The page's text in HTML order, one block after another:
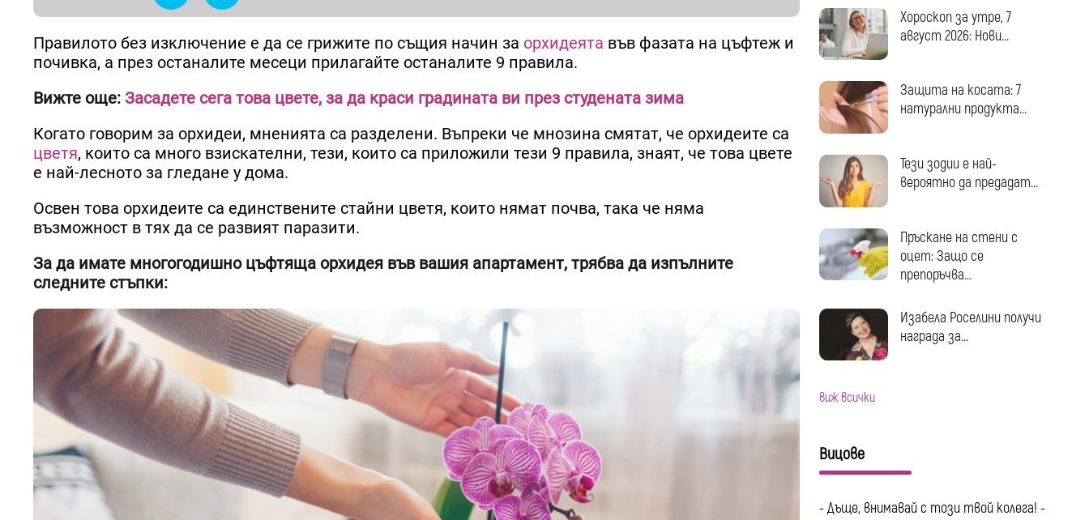
Правилото без изключение е да се грижите по същия начин за орхидеята във фазата на цъфтеж и
почивка, а през останалите месеци прилагайте останалите 9 правила.
Вижте още: Засадете сега това цвете, за да краси градината ви през студената зима
Когато говорим за орхидеи, мненията са разделени. Въпреки че мнозина смятат, че орхидеите са
цветя, които са много взискателни, тези, които са приложили тези 9 правила, знаят, че това цвете
е най-лесното за гледане у дома.
Освен това орхидеите са единствените стайни цветя, които нямат почва, така че няма
възможност в тях да се развият паразити.
За да имате многогодишно цъфтяща орхидея във вашия апартамент, трябва да изпълните
следните стъпки:
Хороскоп за утре, 7
август 2026: Нови...
Защита на косата: 7
натурални продукта...
Тези зодии е най-
вероятно да предадат...
Пръскане на стени с
оцет: Защо се
препоръчва...
Изабела Роселини получи
награда за...
виж всички
Вицове
- Дъще, внимавай с този твой колега! -